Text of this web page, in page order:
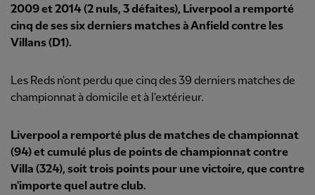
2009 et 2014 (2 nuls, 3 défaites), Liverpool a remporté
cinq de ses six derniers matches à Anfield contre les
Villans (D1).
Les Reds n'ont perdu que cinq des 39 derniers matches de
championnat à domicile et à l'extérieur.
Liverpool a remporté plus de matches de championnat
(94) et cumulé plus de points de championnat contre
Villa (324), soit trois points pour une victoire, que contre
n'importe quel autre club.